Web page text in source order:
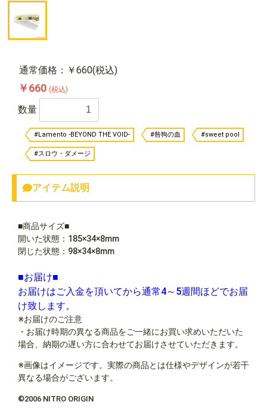
通常価格：￥660(税込)
￥660 (税込)
数量
#Lamento -BEYOND THE VOID- #咎狗の血 #sweet pool
#スロウ・ダメージ
アイテム説明
■商品サイズ■
開いた状態：185×34×8mm
閉じた状態：98×34×8mm
■お届け■
お届けはご入金を頂いてから通常4～5週間ほどでお届
け致します。
※お届けのご注意
・お届け時期の異なる商品をご一緒にお買い求めいただいた
場合、納期の遅い方に合わせてお届けさせていただきます。
※画像はイメージです。実際の商品とは仕様やデザインが若干
異なる場合がございます。
©2006 NITRO ORIGIN